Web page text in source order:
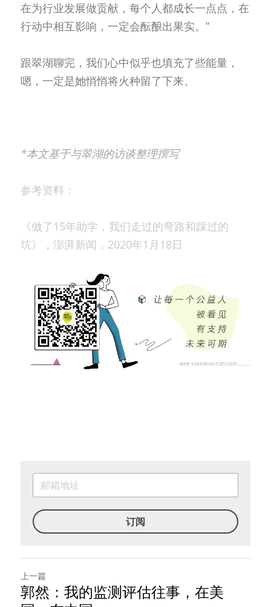
在为行业发展做贡献，每个人都成长一点点，在
行动中相互影响，一定会酝酿出果实。”
跟翠湖聊完，我们心中似乎也填充了些能量，
嗯，一定是她悄悄将火种留了下来。
*本文基于与翠湖的访谈整理撰写
参考资料：
《做了15年助学，我们走过的弯路和踩过的
坑》，澎湃新闻，2020年1月18日
订阅
上一篇
郭然：我的监测评估往事，在美